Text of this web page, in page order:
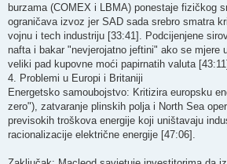
burzama (COMEX i LBMA) ponestaje fizičkog
ograničava izvoz jer SAD sada srebro smatra
vojnu i tech industriju [33:41]. ​Podcijenjene
nafta i bakar "nevjerojatno jeftini" ako se mjere
veliki pad kupovne moći papirnatih valuta
4. Problemi u Europi i Britaniji ​
Energetsko samoubojstvo: Kritizira europsku
zero"), zatvaranje plinskih polja i North Sea
previsokih troškova energije koji uništavaju
racionalizacije električne energije [47:06].